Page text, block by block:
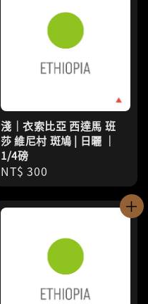
淺｜衣索比亞 西達馬 班
莎 維尼村 斑鳩 | 日曬 ｜
1/4磅
Regular
price
NT$ 300